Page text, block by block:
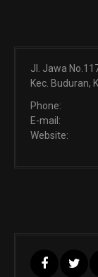
Jl. Jawa
Kec. Buduran,
Phone:
E-mail:
Website: